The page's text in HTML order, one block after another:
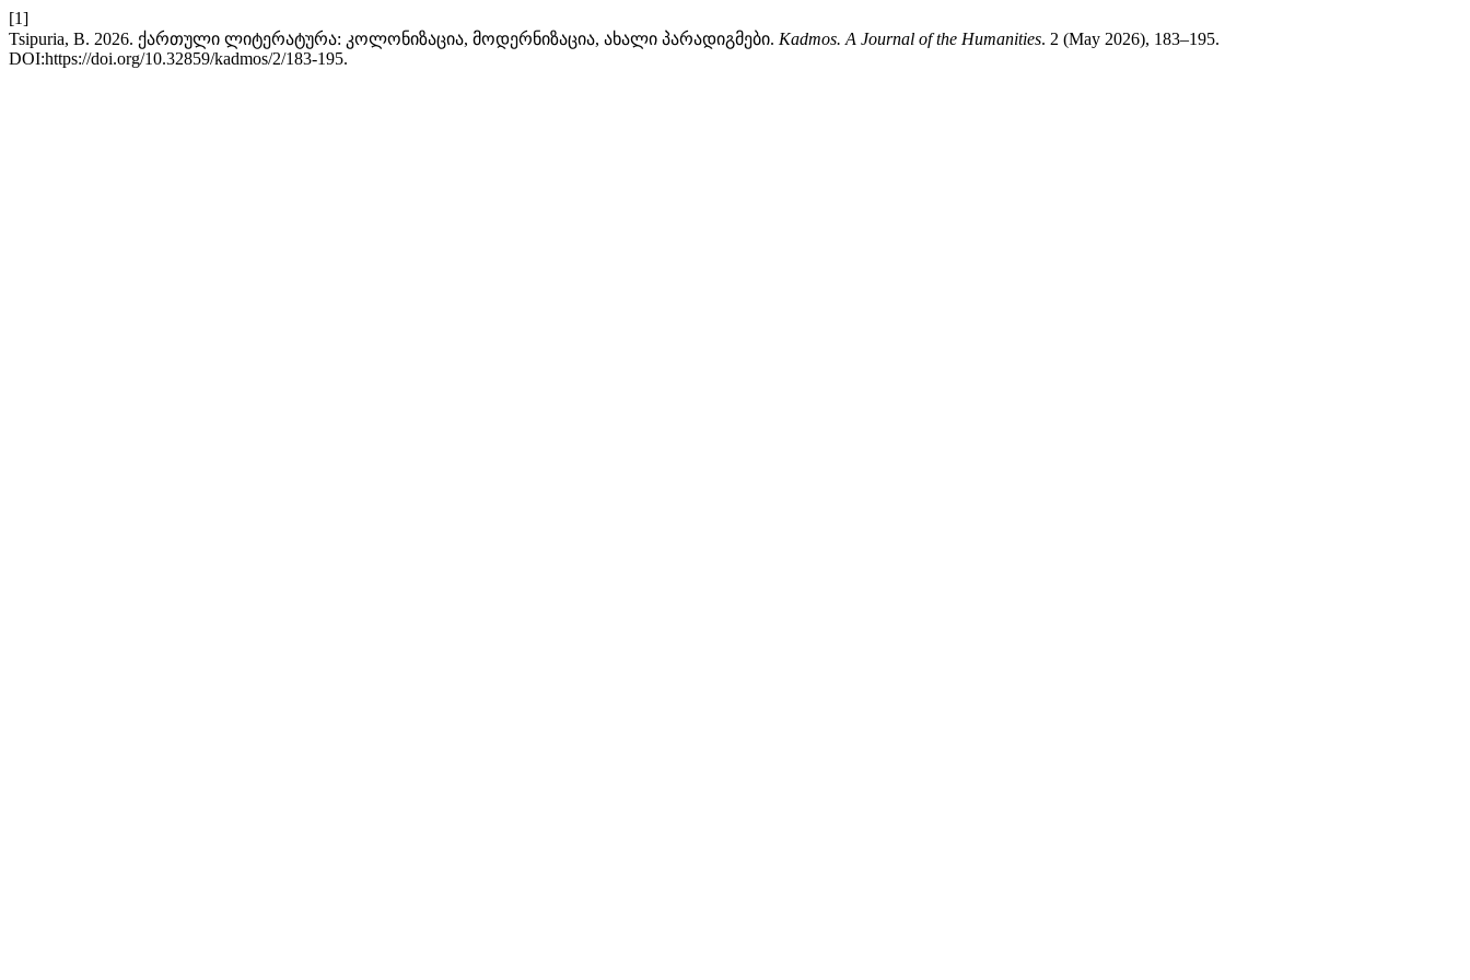
[1]
Tsipuria, B. 2026. ქართული ლიტერატურა: კოლონიზაცია, მოდერნიზაცია, ახალი პარადიგმები. Kadmos. A Journal of the Humanities. 2 (May 2026), 183–195.
DOI:https://doi.org/10.32859/kadmos/2/183-195.